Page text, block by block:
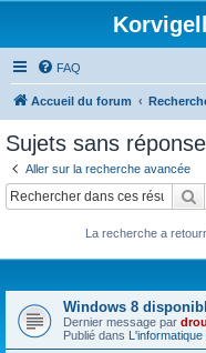
FAQ
Accueil du forum
Sujets sans réponse
Aller sur la recherche avancée
La recherche a
Windows 8
Dernier message par
Publié dans